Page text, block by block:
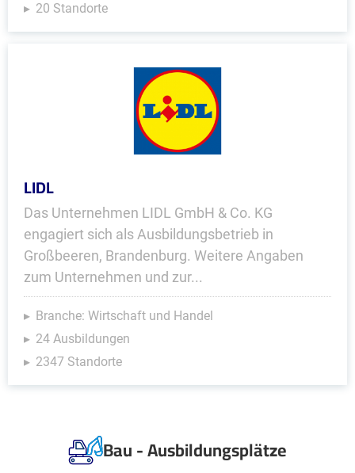
20 Standorte
LIDL
Das Unternehmen LIDL GmbH & Co. KG
engagiert sich als Ausbildungsbetrieb in
Großbeeren, Brandenburg. Weitere Angaben
zum Unternehmen und zur...
Branche: Wirtschaft und Handel
24 Ausbildungen
2347 Standorte
Bau - Ausbildungsplätze